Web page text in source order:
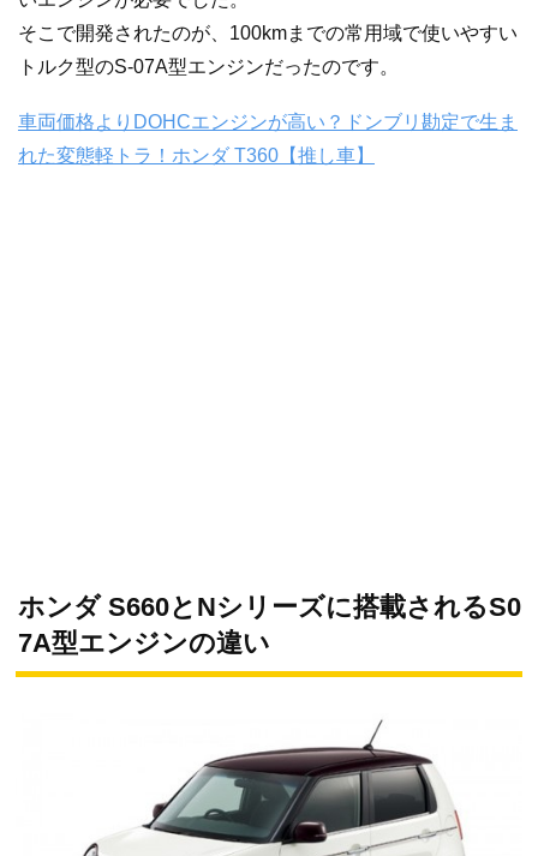
そこで開発されたのが、100kmまでの常用域で使いやすい
トルク型のS-07A型エンジンだったのです。
車両価格よりDOHCエンジンが高い？ドンブリ勘定で生ま
れた変態軽トラ！ホンダ T360【推し車】
ホンダ S660とNシリーズに搭載されるS0
7A型エンジンの違い